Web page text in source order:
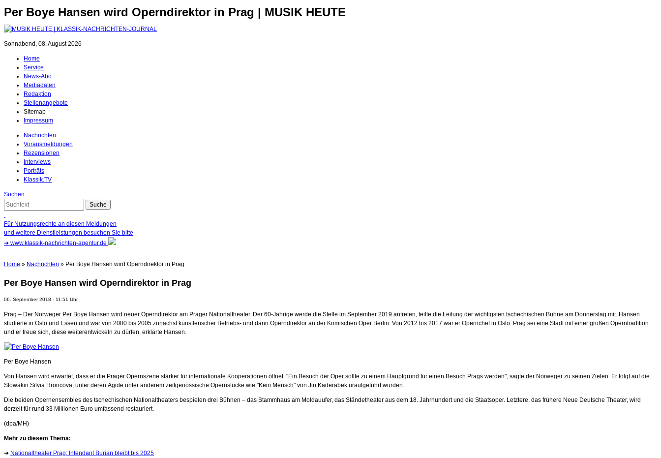
Per Boye Hansen wird Operndirektor in Prag | MUSIK HEUTE
Sonnabend, 08. August 2026
Home
Service
News-Abo
Mediadaten
Redaktion
Stellenangebote
Sitemap
Impressum
Nachrichten
Vorausmeldungen
Rezensionen
Interviews
Porträts
Klassik.TV
Suchen
Für Nutzungsrechte an diesen Meldungen
und weitere Dienstleistungen besuchen Sie bitte
➜ www.klassik-nachrichten-agentur.de
Home » Nachrichten » Per Boye Hansen wird Operndirektor in Prag
Per Boye Hansen wird Operndirektor in Prag
06. September 2018 - 11:51 Uhr
Prag – Der Norweger Per Boye Hansen wird neuer Operndirektor am Prager Nationaltheater. Der 60-Jährige werde die Stelle im September 2019 antreten, teilte die Leitung der wichtigsten tschechischen Bühne am Donnerstag mit. Hansen
studierte in Oslo und Essen und war von 2000 bis 2005 zunächst künstlerischer Betriebs- und dann Operndirektor an der Komischen Oper Berlin. Von 2012 bis 2017 war er Opernchef in Oslo. Prag sei eine Stadt mit einer großen Operntradition
und er freue sich, diese weiterentwickeln zu dürfen, erklärte Hansen.
Per Boye Hansen
Von Hansen wird erwartet, dass er die Prager Opernszene stärker für internationale Kooperationen öffnet. "Ein Besuch der Oper sollte zu einem Hauptgrund für einen Besuch Prags werden", sagte der Norweger zu seinen Zielen. Er folgt auf die
Slowakin Silvia Hroncova, unter deren Ägide unter anderem zeitgenössische Opernstücke wie "Kein Mensch" von Jiri Kaderabek uraufgeführt wurden.
Die beiden Opernensembles des tschechischen Nationaltheaters bespielen drei Bühnen – das Stammhaus am Moldauufer, das Ständetheater aus dem 18. Jahrhundert und die Staatsoper. Letztere, das frühere Neue Deutsche Theater, wird
derzeit für rund 33 Millionen Euro umfassend restauriert.
(dpa/MH)
Mehr zu diesem Thema:
➜ Nationaltheater Prag: Intendant Burian bleibt bis 2025